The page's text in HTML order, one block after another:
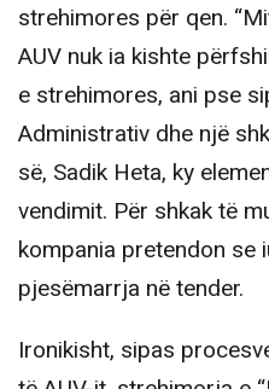
strehimores për qen.
AUV nuk ia kishte
e strehimores, ani pse
Administrativ dhe një
së, Sadik Heta, ky
vendimit. Për shkak të
kompania pretendon se
pjesëmarrja në tender.
Ironikisht, sipas